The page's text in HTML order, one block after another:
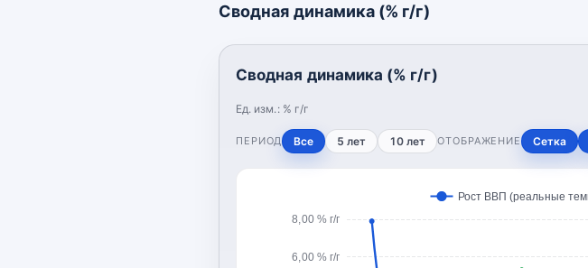
Сводная динамика (% г/г)
Сводная динамика (% г/г)
Ед. изм.: % г/г
ПЕРИОД Все 5 лет 10 лет ОТОБРАЖЕНИЕ Сетка
6,00 % г/г
8,00 % г/г
Рост ВВП (реальные